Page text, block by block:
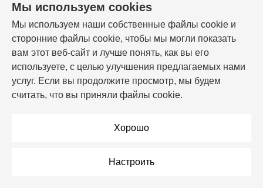
Код товара: 187031
Контроллер SATA/SAS/NVMe RAID, Broadcom
MegaRAID 9670-24i (05-50123-00)
6 345,00 Br
Мы используем cookies
Мы используем наши собственные файлы cookie и
сторонние файлы cookie, чтобы мы могли показать
вам этот веб-сайт и лучше понять, как вы его
используете, с целью улучшения предлагаемых нами
услуг. Если вы продолжите просмотр, мы будем
считать, что вы приняли файлы cookie.
Хорошо
Настроить